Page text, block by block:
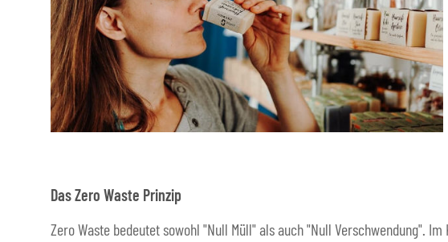
Das Zero Waste Prinzip
Zero Waste bedeutet sowohl "Null Müll" als auch "Null Verschwendung".